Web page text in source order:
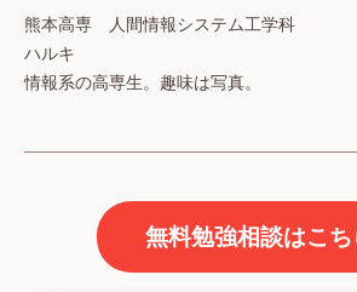
熊本高専 人間情報システム工学科
ハルキ
情報系の高専生。趣味は写真。
無料勉強相談はこち